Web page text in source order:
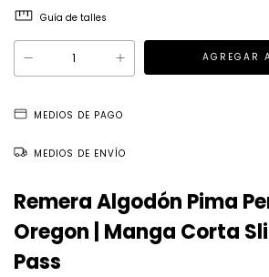
Guía de talles
MEDIOS DE PAGO
MEDIOS DE ENVÍO
Remera Algodón Pima
Oregon | Manga Corta
Pass